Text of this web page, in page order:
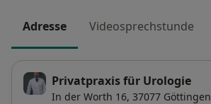
Adresse Videosprechstunde
Privatpraxis für Urologie
In der Worth 16, 37077 Göttingen